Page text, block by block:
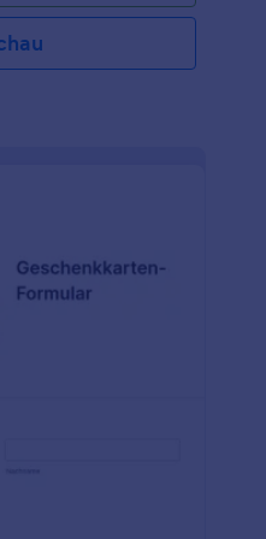
den Überblick
ihre Preise und alle
zu behalten.
Preise in
Bedürfnisse und
und ist somit ein
die das Beste aus den
Dank der